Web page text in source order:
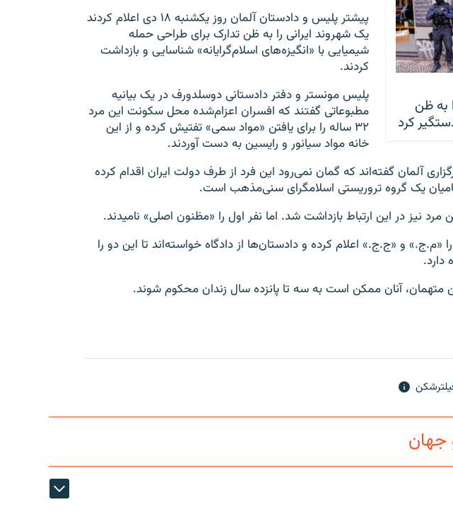
به ظن
کرد
پیشتر پلیس و دادستان آلمان روز یکشنبه ۱۸ دی اعلام کردند
یک شهروند ایرانی را به ظن تدارک برای طراحی حمله
شیمیایی با «انگیزه‌های اسلام‌گرایانه» شناسایی و بازداشت
کردند.
پلیس مونستر و دفتر دادستانی دوسلدورف در یک بیانیه
مطبوعاتی گفتند که افسران اعزام‌شده محل سکونت این مرد
۳۲ ساله را برای یافتن «مواد سمی» تفتیش کرده و از این
خانه مواد سیانور و رایسین به دست آوردند.
آلمان گفته‌اند که گمان نمی‌رود این فرد از طرف دولت ایران اقدام کرده
یک گروه تروریستی اسلامگرای سنی‌مذهب است.
مرد نیز در این ارتباط بازداشت شد. اما نفر اول را «مظنون اصلی» نامیدند.
«م.ج.» و «ج.ج.» اعلام کرده‌ و دادستان‌ها از دادگاه خواسته‌اند تا این دو را
دارد.
آنان ممکن است به سه تا پانزده سال زندان محکوم شوند.
جهان